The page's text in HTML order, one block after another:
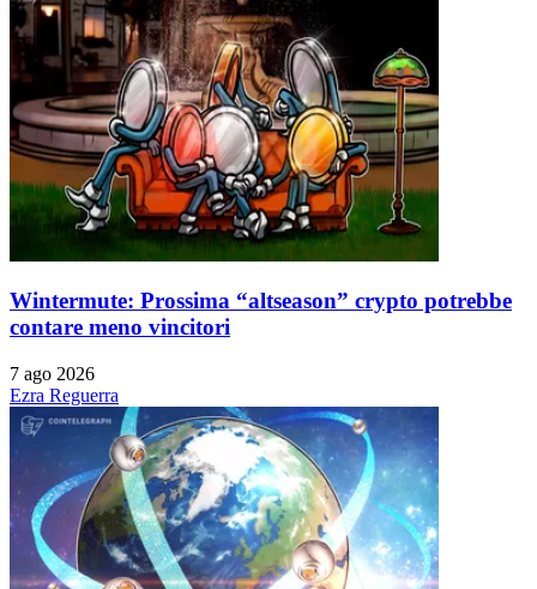
Wintermute: Prossima “altseason” crypto potrebbe
contare meno vincitori
7 ago 2026
Ezra Reguerra